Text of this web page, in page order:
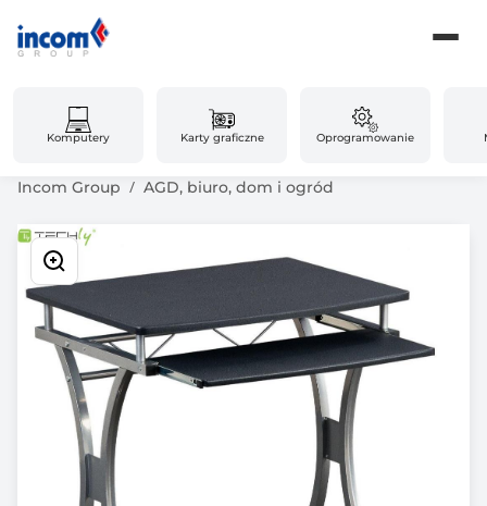
Komputery Karty graficzne Oprogramowanie
Incom Group AGD, biuro, dom i ogród